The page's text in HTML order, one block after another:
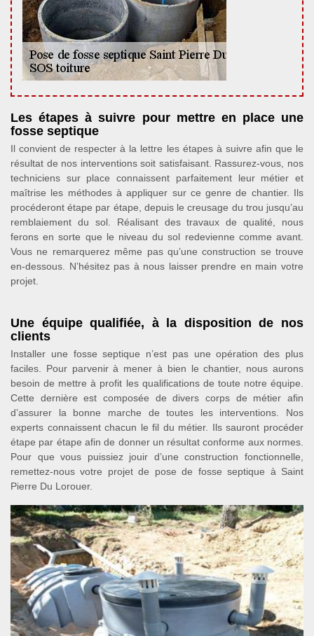
Les étapes à suivre pour mettre en place une
fosse septique
Il convient de respecter à la lettre les étapes à suivre afin que le
résultat de nos interventions soit satisfaisant. Rassurez-vous, nos
techniciens sur place connaissent parfaitement leur métier et
maîtrise les méthodes à appliquer sur ce genre de chantier. Ils
procéderont étape par étape, depuis le creusage du trou jusqu’au
remblaiement du sol. Réalisant des travaux de qualité, nous
ferons en sorte que le niveau du sol redevienne comme avant.
Vous ne remarquerez même pas qu’une construction se trouve
en-dessous. N’hésitez pas à nous laisser prendre en main votre
projet.
Une équipe qualifiée, à la disposition de nos
clients
Installer une fosse septique n’est pas une opération des plus
faciles. Pour parvenir à mener à bien le chantier, nous aurons
besoin de mettre à profit les qualifications de toute notre équipe.
Cette dernière est composée de divers corps de métier afin
d’assurer la bonne marche de toutes les interventions. Nos
experts connaissent chacun le fil du métier. Ils sauront procéder
étape par étape afin de donner un résultat conforme aux normes.
Pour que vous puissiez jouir d’une construction fonctionnelle,
remettez-nous votre projet de pose de fosse septique à Saint
Pierre Du Lorouer.